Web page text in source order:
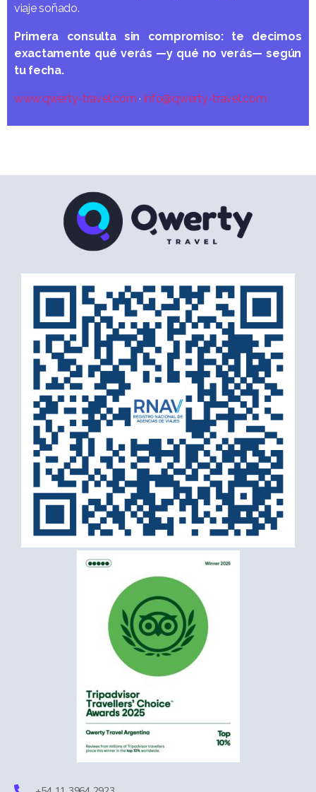
viaje soñado.
Primera consulta sin compromiso: te decimos
exactamente qué verás —y qué no verás— según
tu fecha.
www.qwerty-travel.com · info@qwerty-travel.com